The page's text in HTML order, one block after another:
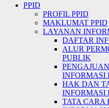
PPID
PROFIL PPID
MAKLUMAT PPID
LAYANAN
DAFTAR
ALUR
PUBLIK
INFORMASI
HAK DAN
INFORMASI
TATA CARA